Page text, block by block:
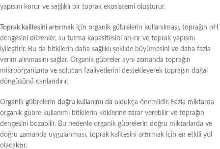
yapısını korur ve sağlıklı bir toprak ekosistemi oluşturur.
Toprak kalitesini artırmak için organik gübrelerin kullanılması, toprağın pH
dengesini düzenler, su tutma kapasitesini artırır ve toprak yapısını
iyileştirir. Bu da bitkilerin daha sağlıklı şekilde büyümesini ve daha fazla
verim alınmasını sağlar. Organik gübreler aynı zamanda toprağın
mikroorganizma ve solucan faaliyetlerini destekleyerek toprağın doğal
döngüsünü canlandırır.
Organik gübrelerin doğru kullanımı da oldukça önemlidir. Fazla miktarda
organik gübre kullanımı bitkilerin köklerine zarar verebilir ve toprağın
dengesini bozabilir. Bu nedenle organik gübrelerin doğru miktarlarda ve
doğru zamanda uygulanması, toprak kalitesini artırmak için en etkili yol
olacaktır.